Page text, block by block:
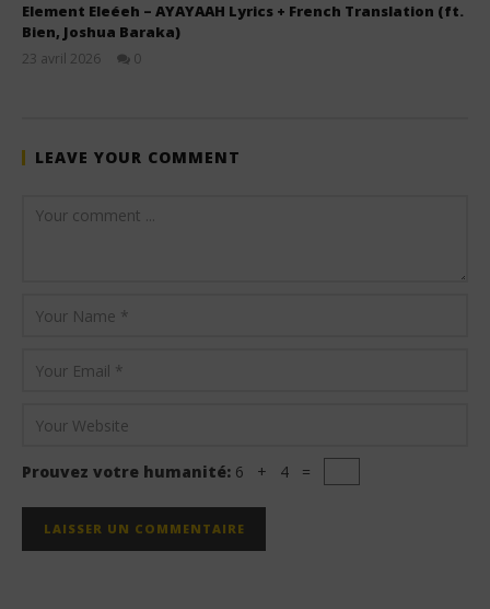
Element Eleéeh – AYAYAAH Lyrics + French Translation (ft.
Bien, Joshua Baraka)
23 avril 2026
0
LEAVE YOUR COMMENT
Prouvez votre humanité: 6 + 4 =